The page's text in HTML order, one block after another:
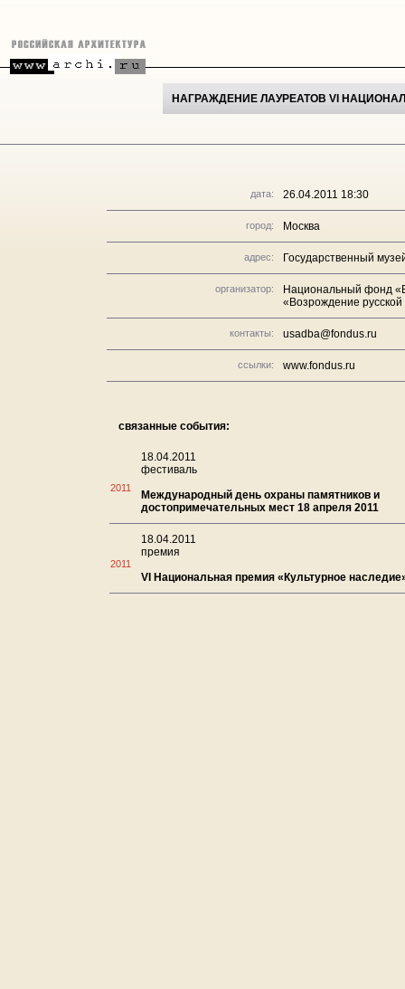
НАГРАЖДЕНИЕ ЛАУРЕАТОВ VI
дата: 26.04.2011 18:30
город: Москва
адрес: Государственный
организатор:
Национальный фонд
«Возрождение
контакты: usadba@fondus.ru
ссылки: www.fondus.ru
связанные события:
2011
18.04.2011
фестиваль
Международный день охраны памятников и
достопримечательных мест 18 апреля 2011
2011
18.04.2011
премия
VI Национальная премия «Культурное